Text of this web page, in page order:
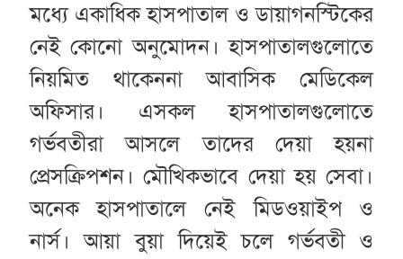
মধ্যে একাধিক হাসপাতাল ও ডায়াগনস্টিকের
নেই কোনো অনুমোদন। হাসপাতালগুলোতে
নিয়মিত থাকেননা আবাসিক মেডিকেল
অফিসার। এসকল হাসপাতালগুলোতে
গর্ভবতীরা আসলে তাদের দেয়া হয়না
প্রেসক্রিপশন। মৌখিকভাবে দেয়া হয় সেবা।
অনেক হাসপাতালে নেই মিডওয়াইপ ও
নার্স। আয়া বুয়া দিয়েই চলে গর্ভবতী ও